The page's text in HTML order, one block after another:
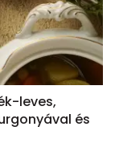
leves,
és